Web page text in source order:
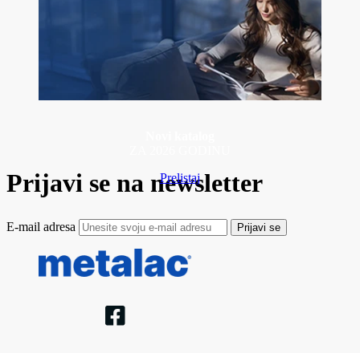
Prelistaj
Prijavi se na newsletter
E-mail adresa Prijavi se